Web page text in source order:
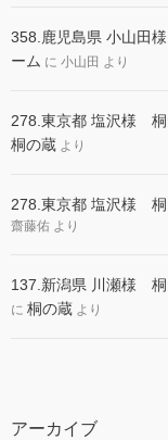
358.鹿児島県 小山田
ーム に 小山田 より
278.東京都 塩沢様
桐の蔵 より
278.東京都 塩沢様
齋藤佑 より
137.新潟県 川瀬様
に 桐の蔵 より
アーカイブ